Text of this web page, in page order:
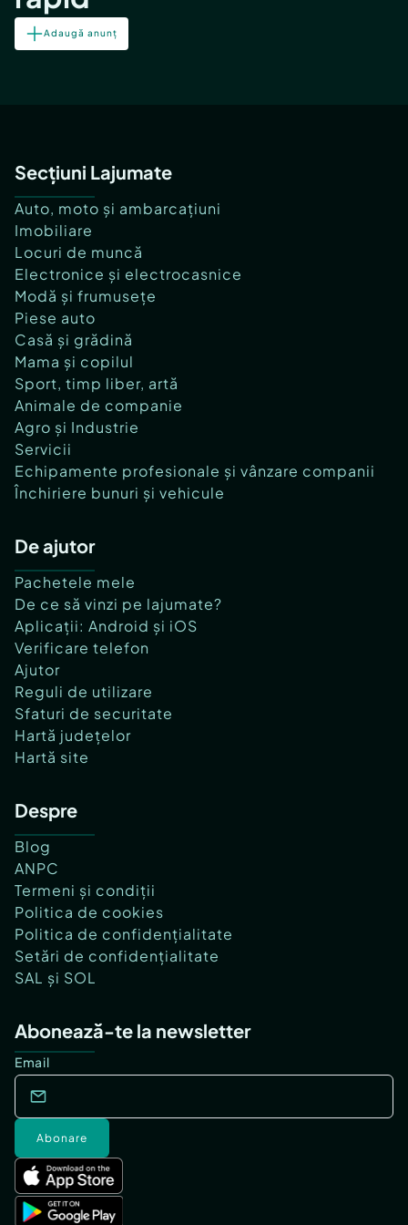
Adaugă anunț
Secțiuni Lajumate
Auto, moto și ambarcațiuni
Imobiliare
Locuri de muncă
Electronice și electrocasnice
Modă și frumusețe
Piese auto
Casă și grădină
Mama și copilul
Sport, timp liber, artă
Animale de companie
Agro și Industrie
Servicii
Echipamente profesionale și vânzare companii
Închiriere bunuri și vehicule
De ajutor
Pachetele mele
De ce să vinzi pe lajumate?
Aplicații: Android și iOS
Verificare telefon
Ajutor
Reguli de utilizare
Sfaturi de securitate
Hartă județelor
Hartă site
Despre
Blog
ANPC
Termeni și condiții
Politica de cookies
Politica de confidențialitate
Setări de confidențialitate
SAL și SOL
Abonează-te la newsletter
Email
Abonare